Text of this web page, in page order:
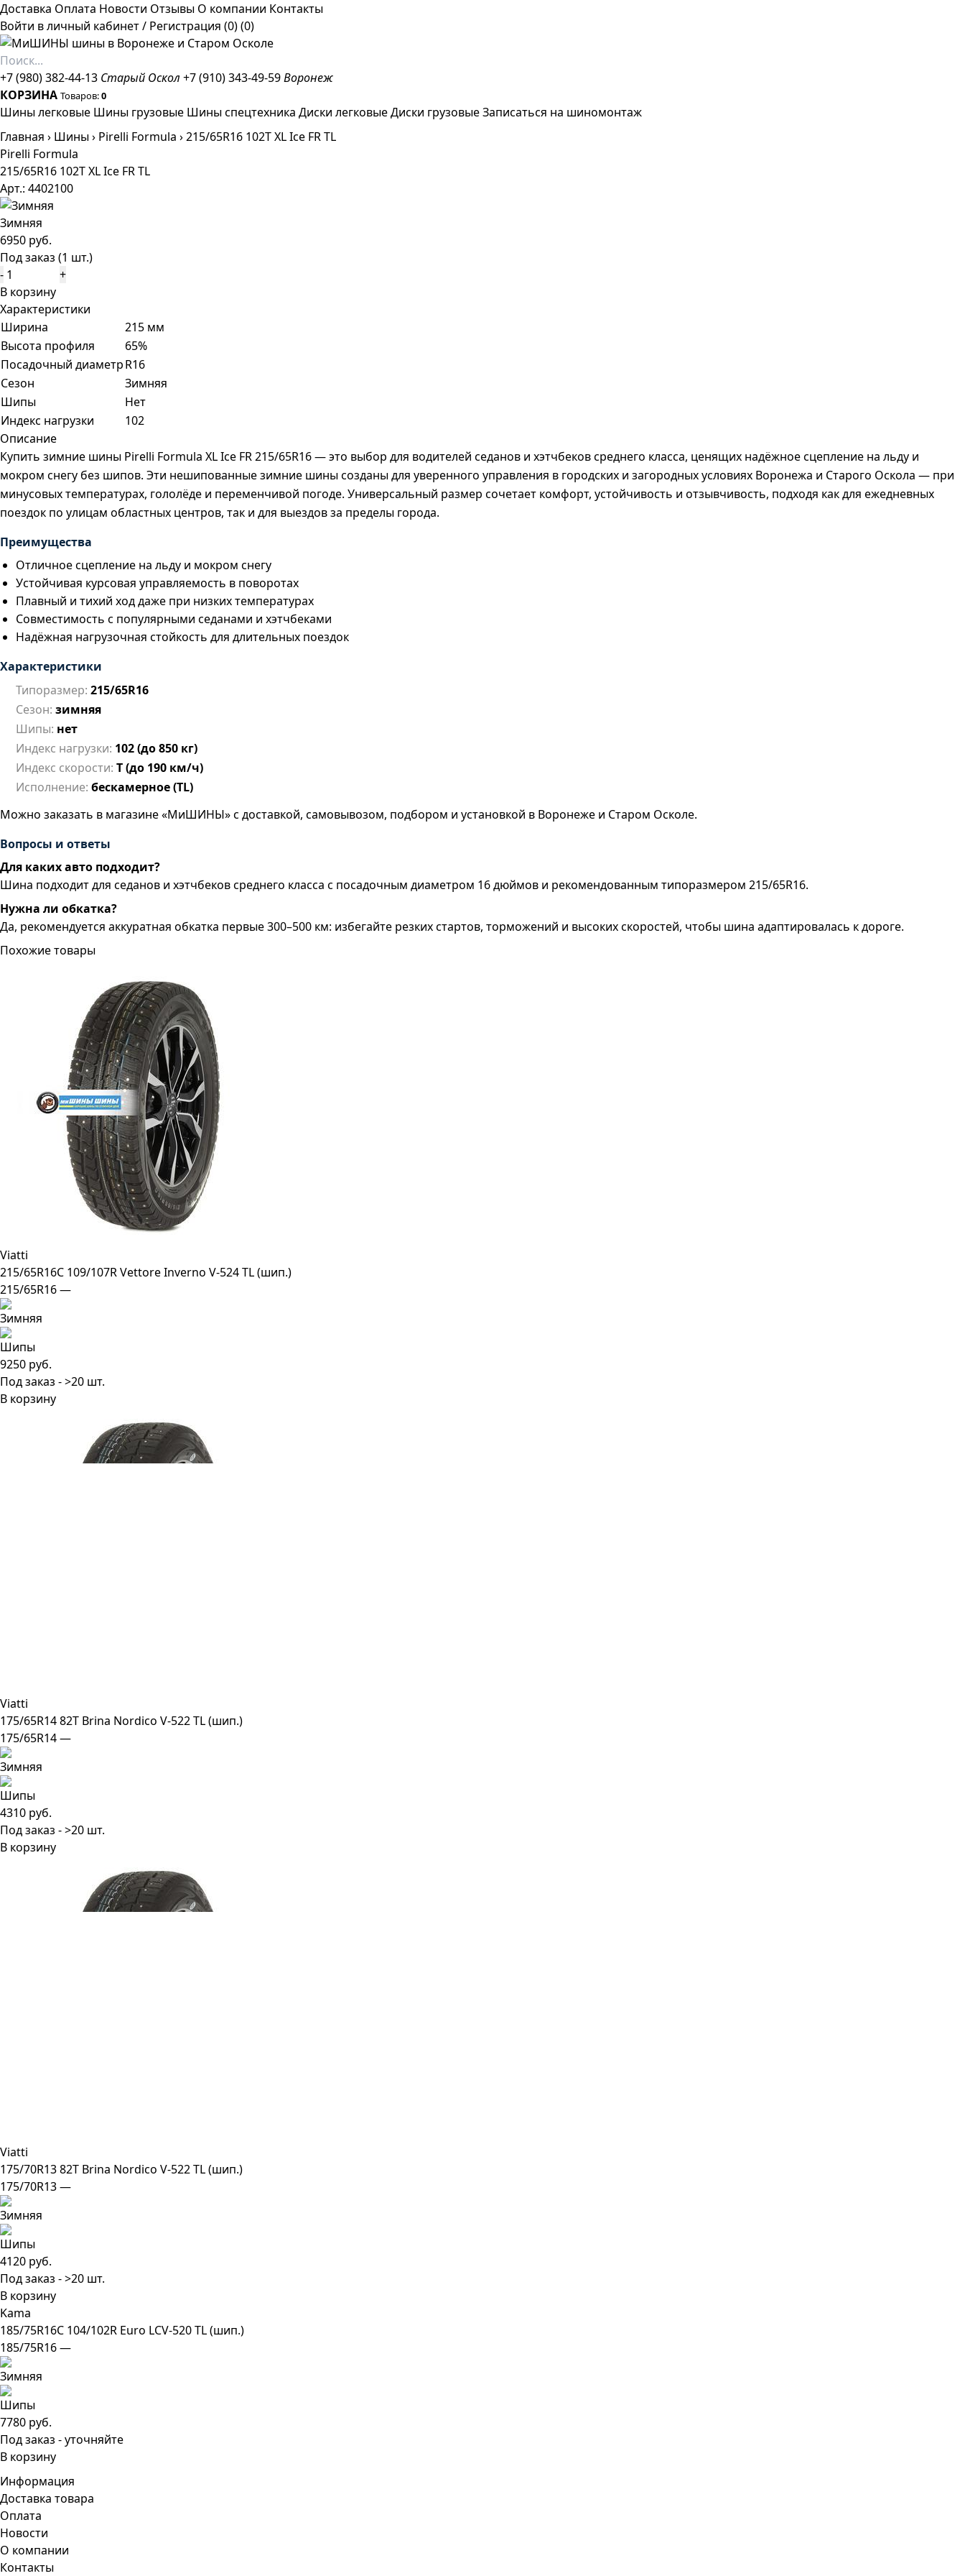
Доставка Оплата Новости Отзывы О компании Контакты
Войти в личный кабинет/ Регистрация (0)(0)
+7 (980) 382-44-13 Старый Оскол +7 (910) 343-49-59Воронеж
КОРЗИНА Товаров:0
Шины легковые Шины грузовые Шины спецтехника Диски легковыеДиски грузовыеЗаписаться на шиномонтаж
Главная › Шины› Pirelli Formula ›215/65R16 102T XL Ice FR TL
Pirelli Formula
215/65R16 102T XL Ice FR TL
Арт.: 4402100
Зимняя
6950 руб.
Под заказ (1 шт.)
-
+
В корзину
Характеристики
Ширина
215 мм
Высота профиля
65%
Посадочный диаметрR16
Сезон
Зимняя
Шипы
Нет
Индекс нагрузки
102
Описание
Купить зимние шины Pirelli Formula XL Ice FR 215/65R16 — это выбор для водителей седанов и хэтчбеков среднего класса, ценящих надёжное сцепление на льду и
мокром снегу без шипов. Эти нешипованные зимние шины созданы для уверенного управления в городских и загородных условиях Воронежа и Старого Оскола — при
минусовых температурах, гололёде и переменчивой погоде. Универсальный размер сочетает комфорт, устойчивость и отзывчивость, подходя как для ежедневных
поездок по улицам областных центров, так и для выездов за пределы города.
Преимущества
Отличное сцепление на льду и мокром снегу
Устойчивая курсовая управляемость в поворотах
Плавный и тихий ход даже при низких температурах
Совместимость с популярными седанами и хэтчбеками
Надёжная нагрузочная стойкость для длительных поездок
Характеристики
Типоразмер: 215/65R16
Сезон: зимняя
Шипы: нет
Индекс нагрузки: 102 (до 850 кг)
Индекс скорости: T (до 190 км/ч)
Исполнение: бескамерное (TL)
Можно заказать в магазине «МиШИНЫ» с доставкой, самовывозом, подбором и установкой в Воронеже и Старом Осколе.
Вопросы и ответы
Для каких авто подходит?
Шина подходит для седанов и хэтчбеков среднего класса с посадочным диаметром 16 дюймов и рекомендованным типоразмером 215/65R16.
Нужна ли обкатка?
Да, рекомендуется аккуратная обкатка первые 300–500 км: избегайте резких стартов, торможений и высоких скоростей, чтобы шина адаптировалась к дороге.
Похожие товары
Viatti
215/65R16C 109/107R Vettore Inverno V-524 TL (шип.)
215/65R16 —
9250 руб.
Под заказ - >20 шт.
В корзину
Viatti
175/65R14 82T Brina Nordico V-522 TL (шип.)
175/65R14 —
4310 руб.
Под заказ - >20 шт.
В корзину
Viatti
175/70R13 82T Brina Nordico V-522 TL (шип.)
175/70R13 —
4120 руб.
Под заказ - >20 шт.
В корзину
Kama
185/75R16C 104/102R Euro LCV-520 TL (шип.)
185/75R16 —
7780 руб.
Под заказ - уточняйте
В корзину
Информация
Доставка товара
Оплата
Новости
О компании
Контакты